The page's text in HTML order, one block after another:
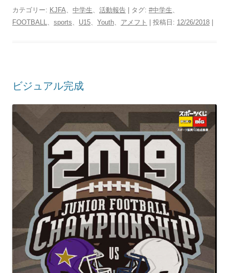
カテゴリー: KJFA 中学生 活動報告 | タグ: #中学生
FOOTBALL
sports U15 Youth アメフト | 投稿日: 12/26/2018 |
ビジュアル完成